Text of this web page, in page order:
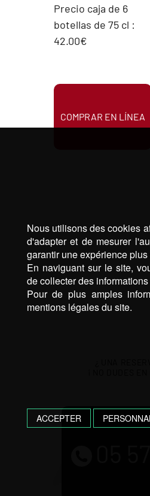
Precio caja de 6
botellas de 75 cl :
42.00€
COMPRAR EN LÍNEA
Nous utilisons des cookies
d'adapter et de mesurer
garantir une expérience
En naviguant sur le site,
de collecter des
Pour de plus amples
mentions légales du site.
ACCEPTER